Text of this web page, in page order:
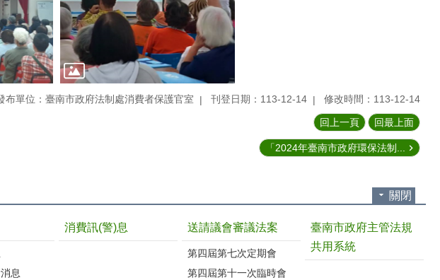
布單位：臺南市政府法制處消費者保護官室 刊登日期：113-12-14 修改時間：113-12-14
回上一頁 回最上面
「2024年臺南市政府環保法制...
關閉
息
消費訊(警)息 送請議會審議法案
第四屆第七次定期會
第四屆第十一次臨時會
臺南市政府主管法規
共用系統